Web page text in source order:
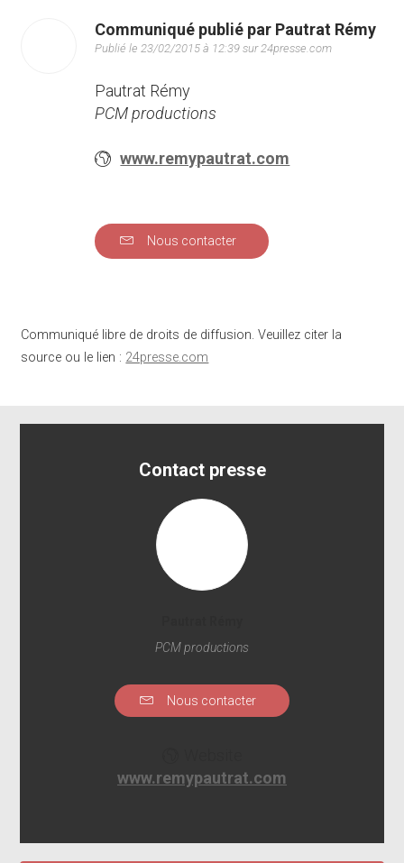
Communiqué publié par Pautrat Rémy
Publié le 23/02/2015 à 12:39 sur 24presse.com
Pautrat Rémy
PCM productions
www.remypautrat.com
Nous contacter
Communiqué libre de droits de diffusion. Veuillez citer la
source ou le lien : 24presse.com
Contact presse
PCM productions
Nous contacter
www.remypautrat.com